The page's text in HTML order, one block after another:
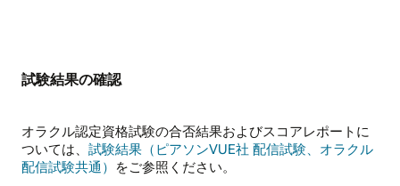
試験結果の確認
オラクル認定資格試験の合否結果およびスコアレポートに
ついては、 試験結果（ピアソンVUE社 配信試験、オラクル
配信試験共通） をご参照ください。